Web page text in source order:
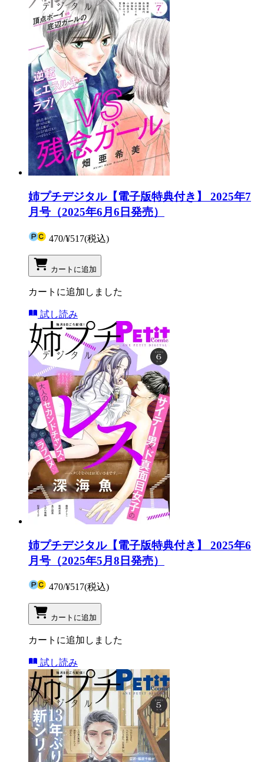
姉プチデジタル【電子版特典付き】 2025年7
月号（2025年6月6日発売）
470/¥517(税込)
カートに追加
カートに追加しました
試し読み
姉プチデジタル【電子版特典付き】 2025年6
月号（2025年5月8日発売）
470/¥517(税込)
カートに追加
カートに追加しました
試し読み